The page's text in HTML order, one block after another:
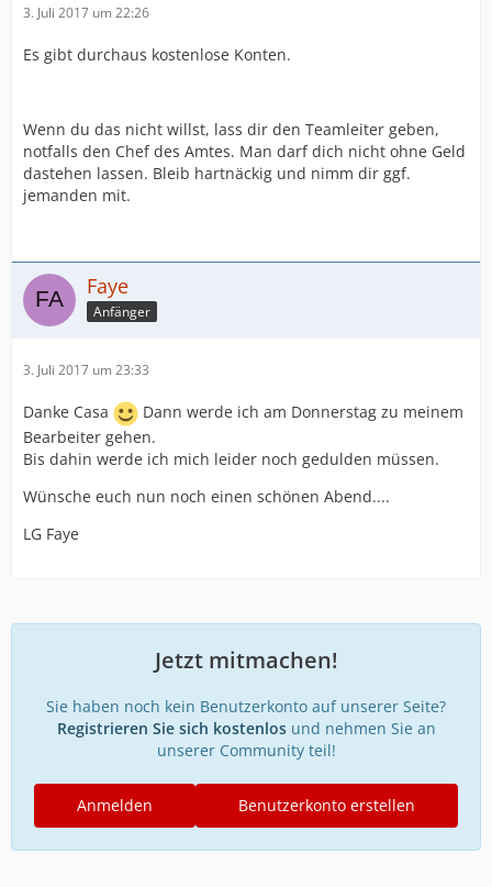
3. Juli 2017 um 22:26
Es gibt durchaus kostenlose Konten.
Wenn du das nicht willst, lass dir den Teamleiter geben,
notfalls den Chef des Amtes. Man darf dich nicht ohne Geld
dastehen lassen. Bleib hartnäckig und nimm dir ggf.
jemanden mit.
Faye
Anfänger
3. Juli 2017 um 23:33
Danke Casa
Dann werde ich am Donnerstag zu meinem
Bearbeiter gehen.
Bis dahin werde ich mich leider noch gedulden müssen.
Wünsche euch nun noch einen schönen Abend....
LG Faye
Jetzt mitmachen!
Sie haben noch kein Benutzerkonto auf unserer Seite?
Registrieren Sie sich kostenlosund nehmen Sie an
unserer Community teil!
Benutzerkonto erstellen
Anmelden